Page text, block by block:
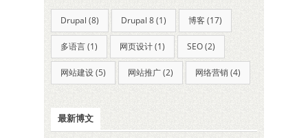
Drupal (8) Drupal 8 (1) 博客 (17)
多语言 (1) 网页设计 (1) SEO (2)
网站建设 (5) 网站推广 (2) 网络营销 (4)
最新博文